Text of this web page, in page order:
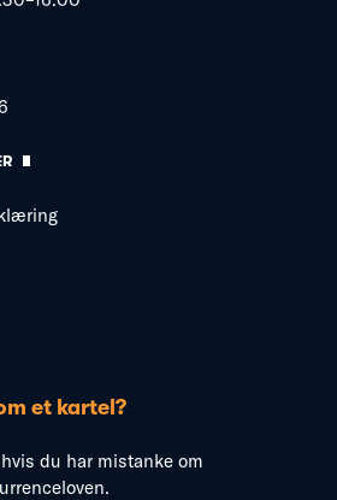
et kartel?
du har mistanke om